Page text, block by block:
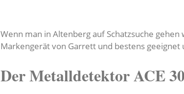
Wenn man in Altenberg auf Schatzsuche
Markengerät von Garrett und bestens
Der Metalldetektor ACE